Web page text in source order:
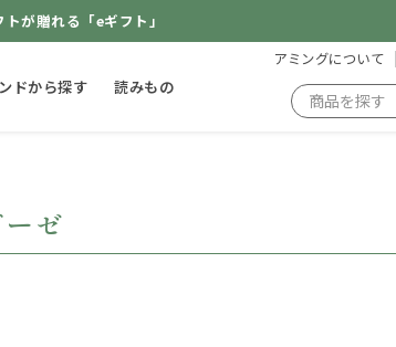
が贈れる「eギフト」
ドから探す 読みもの
アミングについて
ゼ